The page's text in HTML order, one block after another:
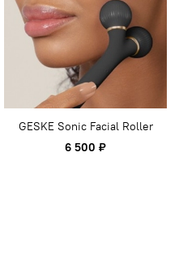
GESKE Sonic Facial Roller
6 500 ₽